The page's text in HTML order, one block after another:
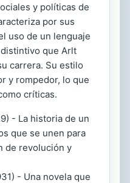
y políticas de
por sus
uso de un lenguaje
que Arlt
carrera. Su estilo
y rompedor, lo que
críticas.
- La historia de un
que se unen para
de revolución y
- Una novela que